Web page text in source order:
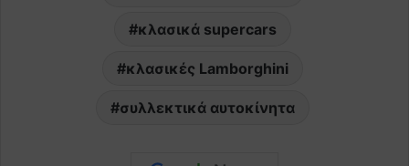
κλασικά supercars
κλασικές Lamborghini
συλλεκτικά αυτοκίνητα